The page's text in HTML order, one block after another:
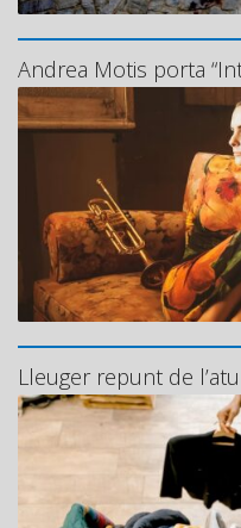
Andrea Motis porta
Lleuger repunt de